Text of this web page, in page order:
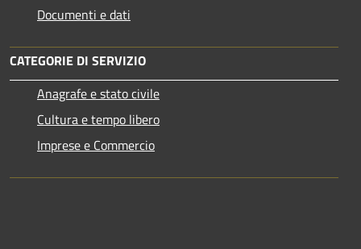
Documenti e dati
CATEGORIE DI SERVIZIO
Anagrafe e stato civile
Cultura e tempo libero
Imprese e Commercio